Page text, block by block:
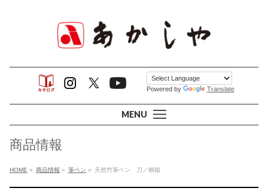
MENU
Powered by Translate
商品情報
HOME » 商品情報 » 筆ペン » 天然竹筆ペン 刀／桐箱